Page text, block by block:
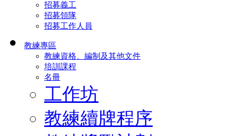
招募義工
招募領隊
招募工作人員
教練專區
教練資格、編制及其他文件
培訓課程
名冊
工作坊
教練續牌程序